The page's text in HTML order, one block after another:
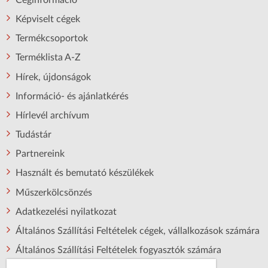
Képviselt cégek
Termékcsoportok
Terméklista A-Z
Hírek, újdonságok
Információ- és ajánlatkérés
Hírlevél archívum
Tudástár
Partnereink
Használt és bemutató készülékek
Műszerkölcsönzés
Adatkezelési nyilatkozat
Általános Szállítási Feltételek cégek, vállalkozások számára
Általános Szállítási Feltételek fogyasztók számára